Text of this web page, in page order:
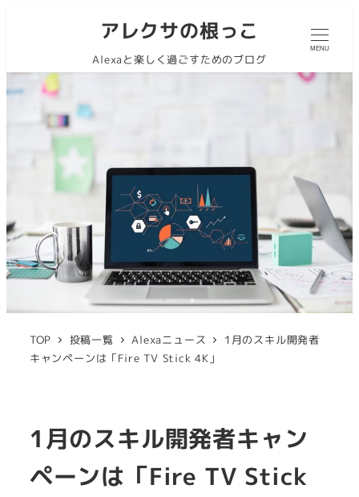
アレクサの根っこ
Alexaと楽しく過ごすためのブログ
MENU
TOP 投稿一覧 Alexaニュース
1月のスキル開発者
キャンペーンは「Fire TV Stick 4K」
1月のスキル開発者キャン
ペーンは「Fire TV Stick